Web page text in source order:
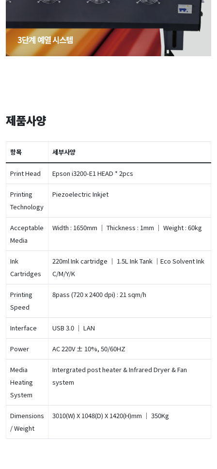
3단계 예열 시스템
3단계 예열 시스템
제품사양
항목 세부사양
Print Head Epson i3200-E1 HEAD * 2pcs
Printing
Technology
Piezoelectric Inkjet
Acceptable
Media
Width : 1650mm ｜ Thickness : 1mm ｜ Weight : 60kg
Ink
Cartridges
220ml Ink cartridge ｜ 1.5L Ink Tank ｜Eco Solvent Ink
C/M/Y/K
Printing
Speed
8pass (720 x 2400 dpi) : 21 sqm/h
Interface USB 3.0 ｜ LAN
Power AC 220V ± 10%, 50/60HZ
Media
Heating
System
Intergrated post heater & Infrared Dryer & Fan
system
Dimensions
/ Weight
3010(W) X 1048(D) X 1420(H)mm ｜ 350Kg